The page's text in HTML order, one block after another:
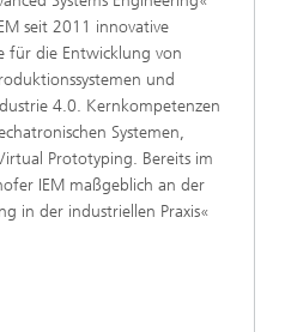
seit 2011 innovative
für die Entwicklung von
und
4.0. Kernkompetenzen
Systemen,
Prototyping. Bereits im
IEM maßgeblich an der
in der industriellen Praxis«